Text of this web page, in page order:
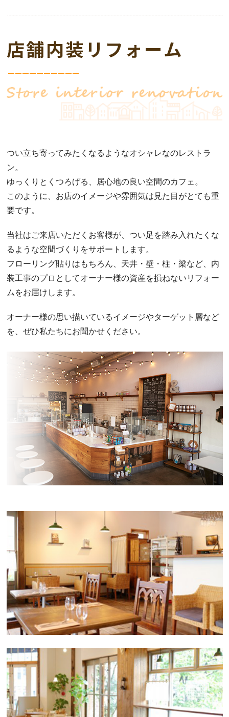
つい立ち寄ってみたくなるようなオシャレなのレストラ
ン。
ゆっくりとくつろげる、居心地の良い空間のカフェ。
このように、お店のイメージや雰囲気は見た目がとても重
要です。
当社はご来店いただくお客様が、つい足を踏み入れたくな
るような空間づくりをサポートします。
フローリング貼りはもちろん、天井・壁・柱・梁など、内
装工事のプロとしてオーナー様の資産を損ねないリフォー
ムをお届けします。
オーナー様の思い描いているイメージやターゲット層など
を、ぜひ私たちにお聞かせください。